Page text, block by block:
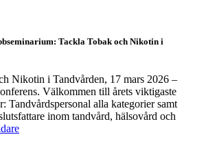
Tackla Tobak och Nikotin i
Nikotin i Tandvården, 17 mars 2026 –
Välkommen till årets viktigaste
Tandvårdspersonal alla kategorier samt
inom tandvård, hälsovård och